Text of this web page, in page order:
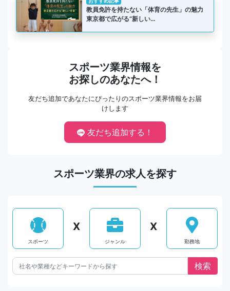
教員免許を持たない「体育の先生」の魅力
東京都で広がる“新しい…
スポーツ業界情報を
お探しのあなたへ！
友だち追加であなたにぴったりのスポーツ業界情報をお届
けします
友だち追加する！
スポーツ業界の求人を探す
スポーツ
X
ジャンル
X
勤務地